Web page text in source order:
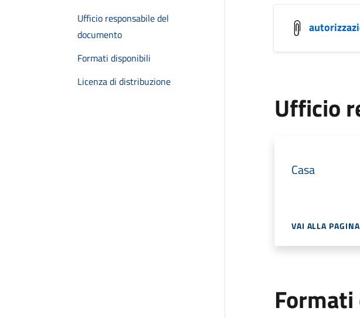
Ufficio responsabile del
documento
Formati disponibili
Licenza di distribuzione
Ufficio
Casa
VAI ALLA PAGINA